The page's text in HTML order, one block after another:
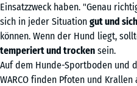
Einsatzzweck haben. "Genau
sich in jeder Situation gut und
können. Wenn der Hund liegt,
temperiert und trocken sein.
Auf dem Hunde-Sportboden und
WARCO finden Pfoten und